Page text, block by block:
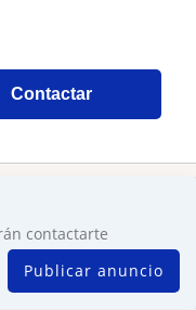
Contactar
contactarte
Publicar anuncio